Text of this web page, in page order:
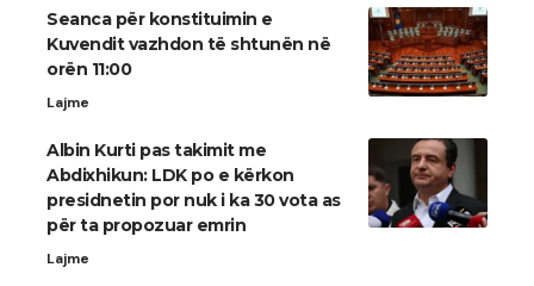
Seanca për konstituimin e
Kuvendit vazhdon të shtunën në
orën 11:00
Lajme
Albin Kurti pas takimit me
Abdixhikun: LDK po e kërkon
presidnetin por nuk i ka 30 vota as
për ta propozuar emrin
Lajme